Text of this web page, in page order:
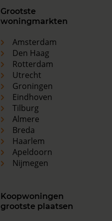
Grootste
woningmarkten
Amsterdam
Den Haag
Rotterdam
Utrecht
Groningen
Eindhoven
Tilburg
Almere
Breda
Haarlem
Apeldoorn
Nijmegen
Koopwoningen
grootste plaatsen